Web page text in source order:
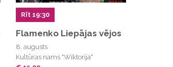
Rīt 19:30
Flamenko Liepājas vējos
8. augusts
Kultūras nams "Wiktorija"